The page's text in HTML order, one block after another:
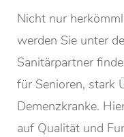
Nicht nur
werden Sie unter
Sanitärpartner
für Senioren, stark
Demenzkranke.
auf Qualität und